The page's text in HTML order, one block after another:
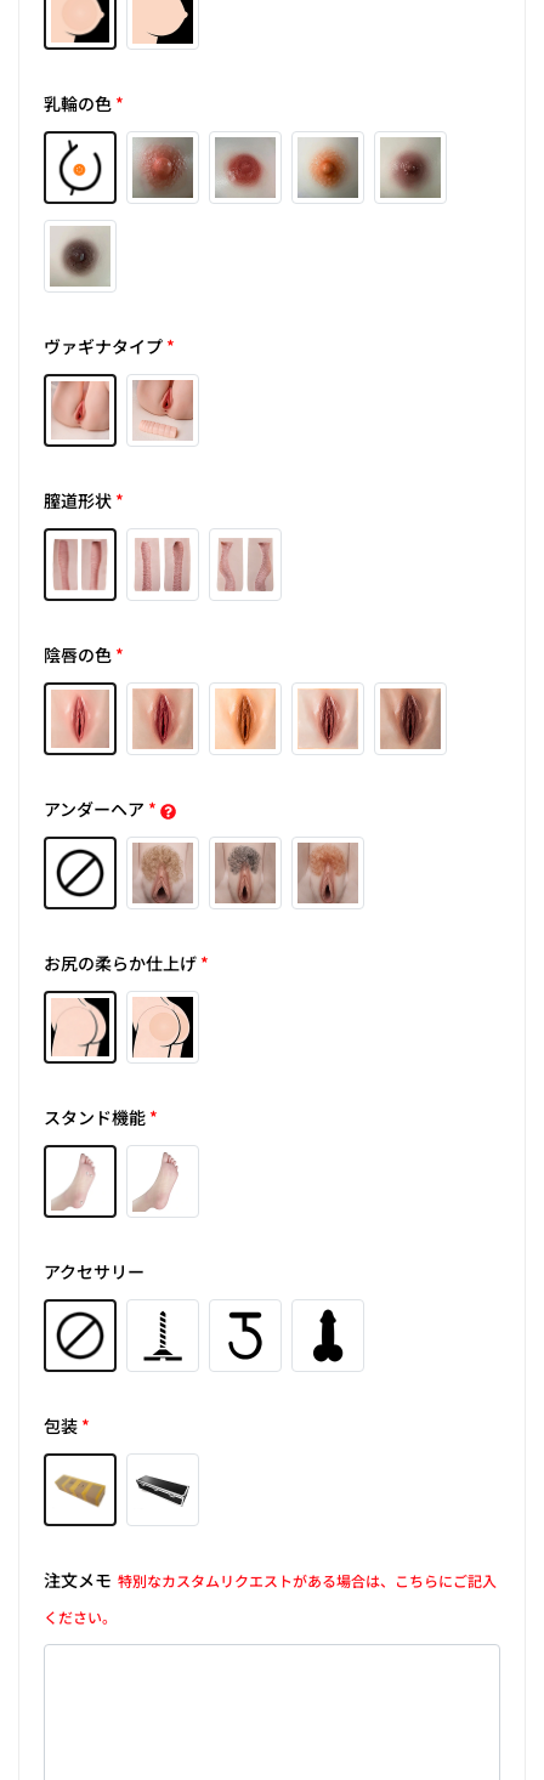
乳輪の色*
ヴァギナタイプ*
膣道形状*
陰唇の色*
アンダーヘア *
お尻の柔らか仕上げ*
スタンド機能*
アクセサリー
包装*
注文メモ 特別なカスタムリクエストがある場合は、こちらにご記入
ください。